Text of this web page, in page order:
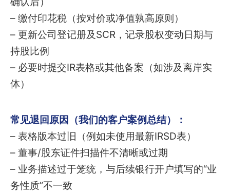
– 缴付印花税（按对价或净值孰高原则）
– 更新公司登记册及SCR，记录股权变动日期与
持股比例
– 必要时提交IR表格或其他备案（如涉及离岸实
体）
常见退回原因（我们的客户案例总结）：
– 表格版本过旧（例如未使用最新IRSD表）
– 董事/股东证件扫描件不清晰或过期
– 业务描述过于笼统，与后续银行开户填写的“业
务性质”不一致